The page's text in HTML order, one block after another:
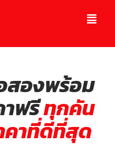
สองพร้อม
าฟรีทุกคัน
คาที่ดีที่สุด